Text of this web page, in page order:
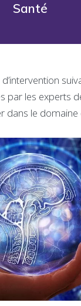
Santé
par les experts
dans le domaine